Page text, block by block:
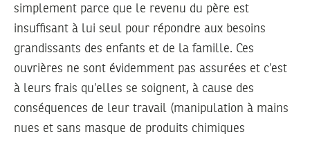
simplement parce que le revenu du père est
insuffisant à lui seul pour répondre aux besoins
grandissants des enfants et de la famille. Ces
ouvrières ne sont évidemment pas assurées et c’est
à leurs frais qu’elles se soignent, à cause des
conséquences de leur travail (manipulation à mains
nues et sans masque de produits chimiques